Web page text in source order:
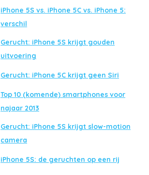
iPhone 5S vs. iPhone 5C vs. iPhone 5:
verschil
Gerucht: iPhone 5S krijgt gouden
uitvoering
Gerucht: iPhone 5C krijgt geen Siri
Top 10 (komende) smartphones voor
najaar 2013
Gerucht: iPhone 5S krijgt slow-motion
camera
iPhone 5S: de geruchten op een rij